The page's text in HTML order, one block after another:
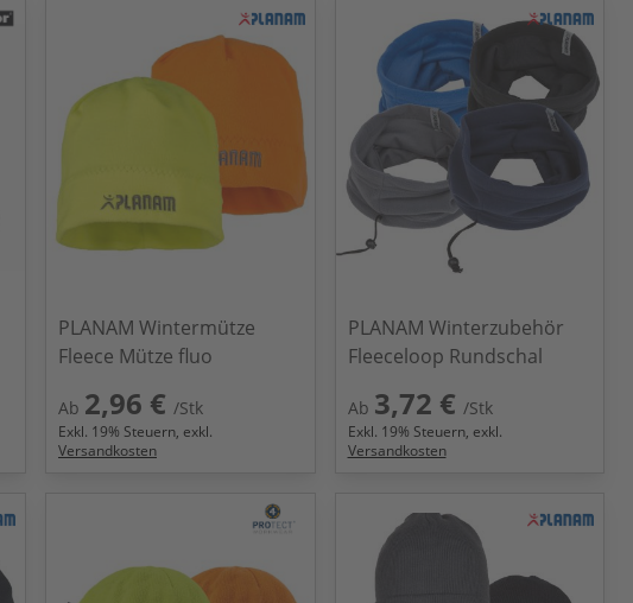
PLANAM Wintermütze
Fleece Mütze fluo
Ab 2,96 € /Stk
Exkl. 19% Steuern, exkl.
Versandkosten
PLANAM Winterzubehör
Fleeceloop Rundschal
Ab 3,72 € /Stk
Exkl. 19% Steuern, exkl.
Versandkosten